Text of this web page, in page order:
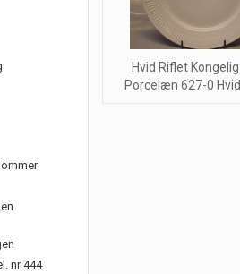
Hvid Riflet
Porcelæn 627-0 Hvid
nr 444